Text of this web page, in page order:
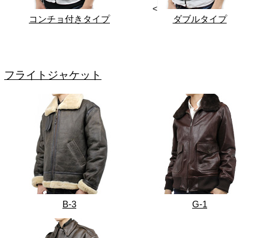
コンチョ付きタイプ
<
ダブルタイプ
フライトジャケット
B-3 G-1